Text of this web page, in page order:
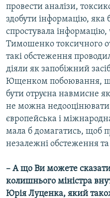
провести аналізи,
здобути інформацію, яка
спростувала інформацію,
Тимошенко токсичного
такі обстеження
діяли як запобіжний
Ющенком побоювання,
бути отруєна навмисне
не можна
європейська і
мала б домагатись, щоб
незалежні обстеження та
– А що Ви можете сказати
колишнього міністра
Юрія Луценка, який